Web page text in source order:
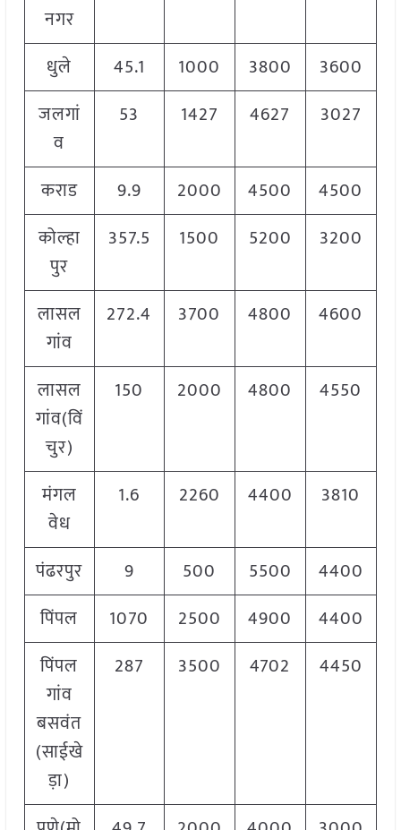
नगर
धुले
45.1 1000 3800
3600
जलगां
व
53 1427 4627 3027
कराड 9.9 2000 4500
4500
कोल्हा
पुर
357.5 1500 5200 3200
लासल
गांव
272.4 3700 4800 4600
लासल
गांव(विं
चुर)
150 2000 4800 4550
मंगल
वेध
1.6 2260 4400 3810
पंढरपुर 9 500 5500
4400
पिंपल
1070 2500 4900
4400
पिंपल
गांव
बसवंत
(साईखे
ड़ा)
287 3500 4702 4450